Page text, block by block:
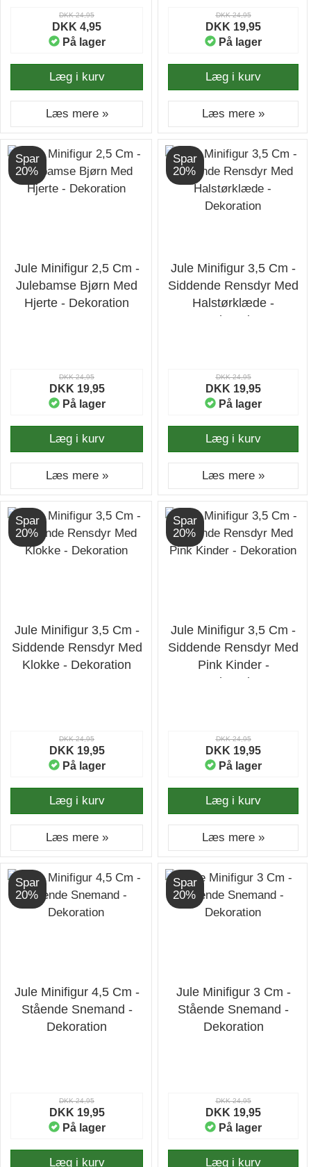
DKK 24,95
DKK 4,95
På lager
Læg i kurv
Læs mere »
DKK 24,95
DKK 19,95
På lager
Læg i kurv
Læs mere »
Spar
20%
Jule Minifigur 2,5 Cm -
Julebamse Bjørn Med
Hjerte - Dekoration
DKK 24,95
DKK 19,95
På lager
Læg i kurv
Læs mere »
Spar
20%
Jule Minifigur 3,5 Cm -
Siddende Rensdyr Med
Halstørklæde -
Dekoration
DKK 24,95
DKK 19,95
På lager
Læg i kurv
Læs mere »
Spar
20%
Jule Minifigur 3,5 Cm -
Siddende Rensdyr Med
Klokke - Dekoration
DKK 24,95
DKK 19,95
På lager
Læg i kurv
Læs mere »
Spar
20%
Jule Minifigur 3,5 Cm -
Siddende Rensdyr Med
Pink Kinder -
Dekoration
DKK 24,95
DKK 19,95
På lager
Læg i kurv
Læs mere »
Spar
20%
Jule Minifigur 4,5 Cm -
Stående Snemand -
Dekoration
DKK 24,95
DKK 19,95
På lager
Læg i kurv
Spar
20%
Jule Minifigur 3 Cm -
Stående Snemand -
Dekoration
DKK 24,95
DKK 19,95
På lager
Læg i kurv